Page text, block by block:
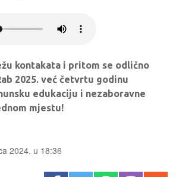
kontakata i pritom se odlično
2025. već četvrtu godinu
edukaciju i nezaboravne
mjestu!
2024. u 18:36